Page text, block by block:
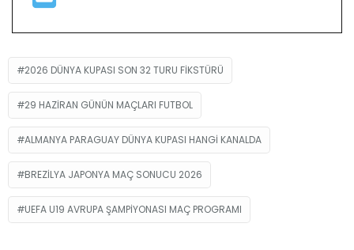
2026 DÜNYA KUPASI SON 32 TURU FIKSTÜRÜ
29 HAZIRAN GÜNÜN MAÇLARI FUTBOL
ALMANYA PARAGUAY DÜNYA KUPASI HANGI KANALDA
BREZILYA JAPONYA MAÇ SONUCU 2026
UEFA U19 AVRUPA ŞAMPIYONASI MAÇ PROGRAMI